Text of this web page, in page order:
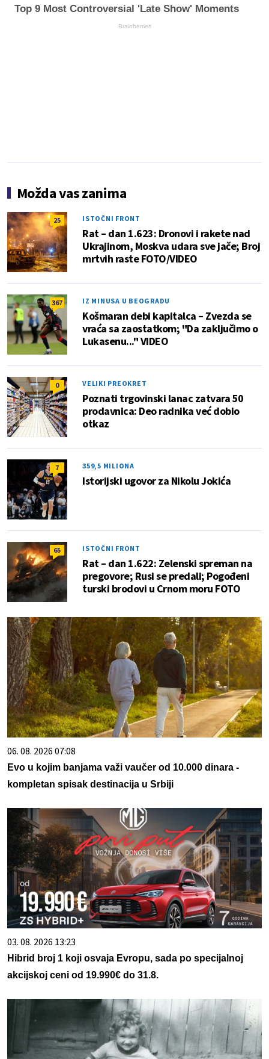
Top 9 Most Controversial 'Late Show' Moments
Brainberries
Možda vas zanima
25 ISTOČNI FRONT
Rat – dan 1.623: Dronovi i rakete nad
Ukrajinom, Moskva udara sve jače; Broj
mrtvih raste FOTO/VIDEO
367 IZ MINUSA U BEOGRADU
Košmaran debi kapitalca – Zvezda se
vraća sa zaostatkom; "Da zaključimo o
Lukasenu..." VIDEO
0 VELIKI PREOKRET
Poznati trgovinski lanac zatvara 50
prodavnica: Deo radnika već dobio
otkaz
7 359,5 MILIONA
Istorijski ugovor za Nikolu Jokića
65 ISTOČNI FRONT
Rat – dan 1.622: Zelenski spreman na
pregovore; Rusi se predali; Pogođeni
turski brodovi u Crnom moru FOTO
06. 08. 2026 07:08
Evo u kojim banjama važi vaučer od 10.000 dinara -
kompletan spisak destinacija u Srbiji
03. 08. 2026 13:23
Hibrid broj 1 koji osvaja Evropu, sada po specijalnoj
akcijskoj ceni od 19.990€ do 31.8.